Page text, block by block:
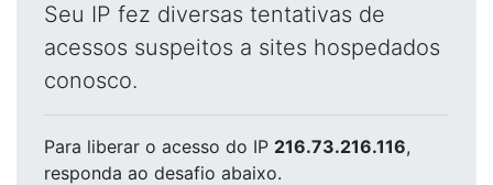
Seu IP fez diversas tentativas de
acessos suspeitos a sites hospedados
conosco.
Para liberar o acesso do IP 216.73.216.116,
responda ao desafio abaixo.